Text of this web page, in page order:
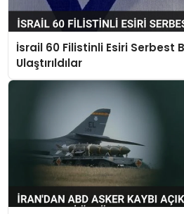
İsrail 60 Filistinli Esiri Serbest
Ulaştırıldılar